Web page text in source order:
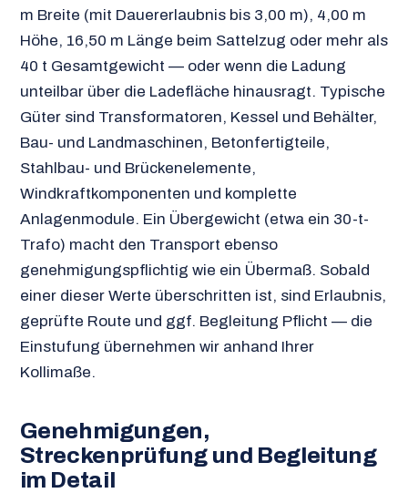
m Breite (mit Dauererlaubnis bis 3,00 m), 4,00 m
Höhe, 16,50 m Länge beim Sattelzug oder mehr als
40 t Gesamtgewicht — oder wenn die Ladung
unteilbar über die Ladefläche hinausragt. Typische
Güter sind Transformatoren, Kessel und Behälter,
Bau- und Landmaschinen, Betonfertigteile,
Stahlbau- und Brückenelemente,
Windkraftkomponenten und komplette
Anlagenmodule. Ein Übergewicht (etwa ein 30-t-
Trafo) macht den Transport ebenso
genehmigungspflichtig wie ein Übermaß. Sobald
einer dieser Werte überschritten ist, sind Erlaubnis,
geprüfte Route und ggf. Begleitung Pflicht — die
Einstufung übernehmen wir anhand Ihrer
Kollimaße.
Genehmigungen,
Streckenprüfung und Begleitung
im Detail